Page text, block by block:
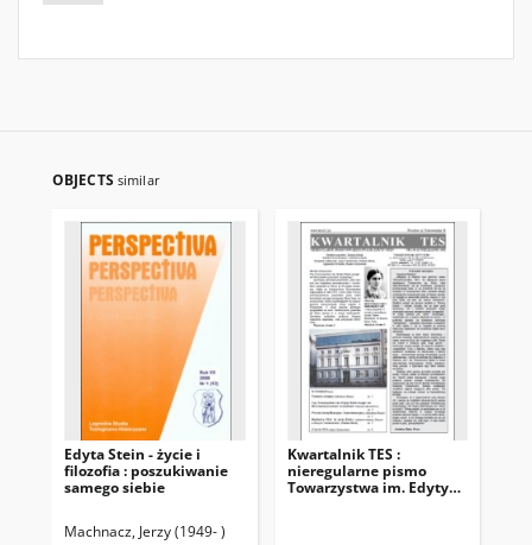
OBJECTS similar
Edyta Stein - życie i
filozofia : poszukiwanie
samego siebie
Machnacz, Jerzy (1949- )
Kwartalnik TES :
nieregularne pismo
Towarzystwa im. Edyty